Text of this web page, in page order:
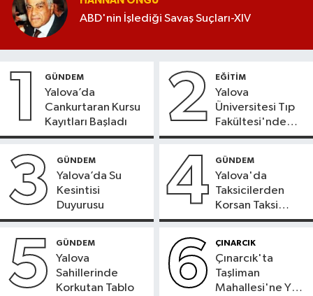
ABD'nin İşlediği Savaş Suçları-XIV
1 GÜNDEM
Yalova’da
Cankurtaran Kursu
Kayıtları Başladı
2 EĞİTİM
Yalova
Üniversitesi Tıp
Fakültesi'nde
Yeni Dönem
3 GÜNDEM
Yalova’da Su
Kesintisi
Duyurusu
4 GÜNDEM
Yalova'da
Taksicilerden
Korsan Taksi
Tepkisi
5 GÜNDEM
Yalova
Sahillerinde
Korkutan Tablo
6 ÇINARCIK
Çınarcık'ta
Taşliman
Mahallesi'ne Yeni